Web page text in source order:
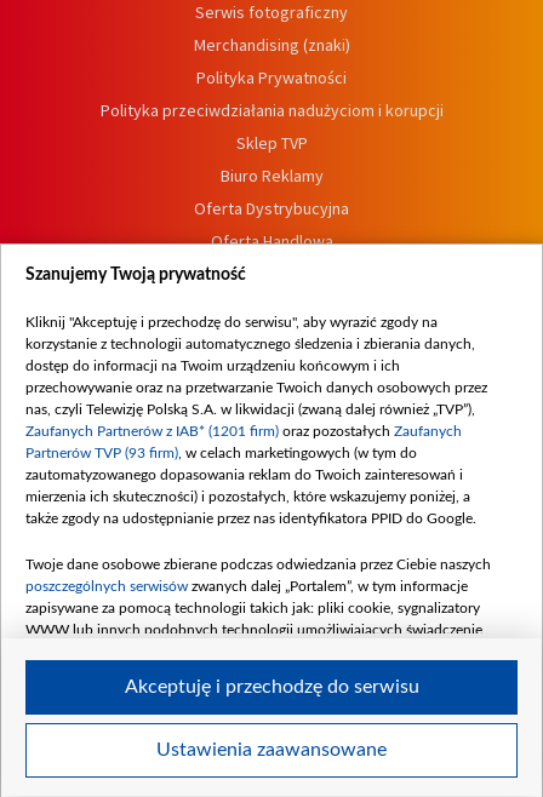
Serwis fotograficzny
Merchandising (znaki)
Polityka Prywatności
Polityka przeciwdziałania nadużyciom i korupcji
Sklep TVP
Biuro Reklamy
Oferta Dystrybucyjna
Oferta Handlowa
Dostępność
Procedura zgłoszeń wewnętrznych
© 2026 Telewizja Polska S. A. w likwidacji
Szanujemy Twoją prywatność
Kliknij "Akceptuję i przechodzę do serwisu", aby wyrazić zgody na
korzystanie z technologii automatycznego śledzenia i zbierania danych,
dostęp do informacji na Twoim urządzeniu końcowym i ich
przechowywanie oraz na przetwarzanie Twoich danych osobowych przez
nas, czyli Telewizję Polską S.A. w likwidacji (zwaną dalej również „TVP”),
Zaufanych Partnerów z IAB* (1201 firm) oraz pozostałych Zaufanych
Partnerów TVP (93 firm) , w celach marketingowych (w tym do
zautomatyzowanego dopasowania reklam do Twoich zainteresowań i
mierzenia ich skuteczności) i pozostałych, które wskazujemy poniżej, a
także zgody na udostępnianie przez nas identyfikatora PPID do Google.
Twoje dane osobowe zbierane podczas odwiedzania przez Ciebie naszych
poszczególnych serwisów zwanych dalej „Portalem”, w tym informacje
zapisywane za pomocą technologii takich jak: pliki cookie, sygnalizatory
WWW lub innych podobnych technologii umożliwiających świadczenie
Twoje dane osobowe zbierane podczas odwiedzania przez Ciebie
Ustawienia zaawansowane
Akceptuję i przechodzę do serwisu